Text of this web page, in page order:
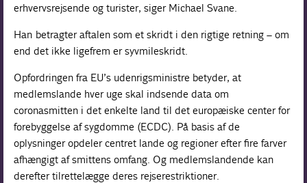
erhvervsrejsende og turister, siger Michael Svane.
Han betragter aftalen som et skridt i den rigtige retning – om
end det ikke ligefrem er syvmileskridt.
Opfordringen fra EU’s udenrigsministre betyder, at
medlemslande hver uge skal indsende data om
coronasmitten i det enkelte land til det europæiske center for
forebyggelse af sygdomme (ECDC). På basis af de
oplysninger opdeler centret lande og regioner efter fire farver
afhængigt af smittens omfang. Og medlemslandende kan
derefter tilrettelægge deres rejserestriktioner.